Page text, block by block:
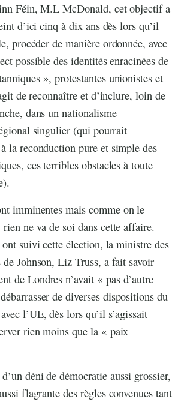
Féin, M.L McDonald, cet objectif a
d’ici cinq à dix ans dès lors qu’il
procéder de manière ordonnée, avec
possible des identités enracinées de
», protestantes unionistes et
de reconnaître et d’inclure, loin de
dans un nationalisme
singulier (qui pourrait
la reconduction pure et simple des
ces terribles obstacles à toute
imminentes mais comme on le
ne va de soi dans cette affaire.
suivi cette élection, la ministre des
de Johnson, Liz Truss, a fait savoir
de Londres n’avait « pas d’autre
de diverses dispositions du
l’UE, dès lors qu’il s’agissait
rien moins que la « paix
déni de démocratie aussi grossier,
flagrante des règles convenues tant